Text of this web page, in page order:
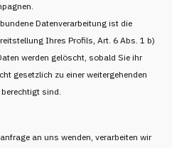
Datenverarbeitung ist die
Ihres Profils, Art. 6 Abs. 1 b)
werden gelöscht, sobald Sie ihr
gesetzlich zu einer weitergehenden
sind.
an uns wenden, verarbeiten wir